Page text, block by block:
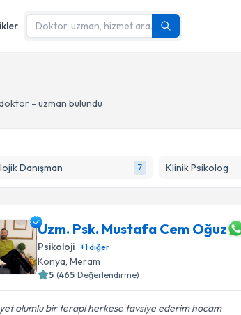
- uzman bulundu
Danışman 7 Klinik Psikolog
Uzm. Psk. Mustafa Cem Oğuz
Psikoloji +1diğer
Konya, Meram
5 (465 Değerlendirme)
olumlu bir terapi herkese tavsiye ederim hocam